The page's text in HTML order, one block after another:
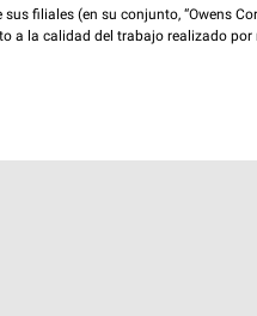
filiales (en su conjunto, “Owens
a la calidad del trabajo realizado